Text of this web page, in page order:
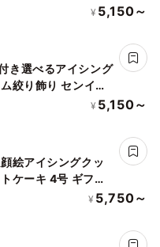
ムカラーは5色から
¥ 5,150～
き選べるアイシング
絞り飾り センイル
ムカラーは5色から
¥ 5,150～
絵アイシングクッ
ケーキ 4号 ギフト
¥ 5,750～